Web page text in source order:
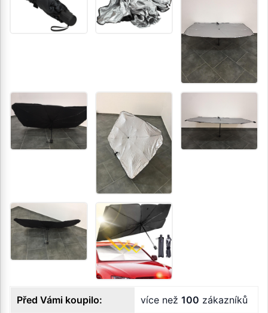
Před Vámi koupilo: více než 100 zákazníků